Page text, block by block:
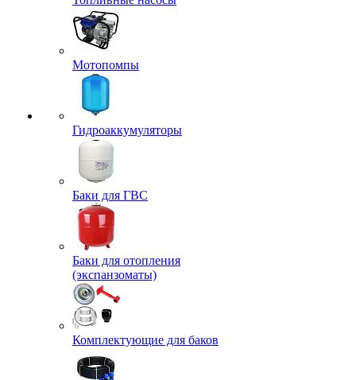
Мотопомпы
Гидроаккумуляторы
Баки для ГВС
Баки для отопления
(экспанзоматы)
Комплектующие для баков